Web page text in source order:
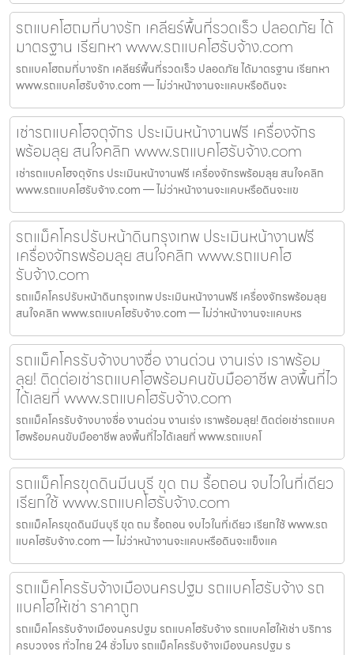
รถแบคโฮถมที่บางรัก เคลียร์พื้นที่รวดเร็ว ปลอดภัย ได้
มาตรฐาน เรียกหา www.รถแบคโฮรับจ้าง.com
รถแบคโฮถมที่บางรัก เคลียร์พื้นที่รวดเร็ว ปลอดภัย ได้มาตรฐาน เรียกหา
www.รถแบคโฮรับจ้าง.com — ไม่ว่าหน้างานจะแคบหรือดินจะ
เช่ารถแบคโฮจตุจักร ประเมินหน้างานฟรี เครื่องจักร
พร้อมลุย สนใจคลิก www.รถแบคโฮรับจ้าง.com
เช่ารถแบคโฮจตุจักร ประเมินหน้างานฟรี เครื่องจักรพร้อมลุย สนใจคลิก
www.รถแบคโฮรับจ้าง.com — ไม่ว่าหน้างานจะแคบหรือดินจะแข
รถแม็คโครปรับหน้าดินกรุงเทพ ประเมินหน้างานฟรี
เครื่องจักรพร้อมลุย สนใจคลิก www.รถแบคโฮ
รับจ้าง.com
รถแม็คโครปรับหน้าดินกรุงเทพ ประเมินหน้างานฟรี เครื่องจักรพร้อมลุย
สนใจคลิก www.รถแบคโฮรับจ้าง.com — ไม่ว่าหน้างานจะแคบหร
รถแม็คโครรับจ้างบางซื่อ งานด่วน งานเร่ง เราพร้อม
ลุย! ติดต่อเช่ารถแบคโฮพร้อมคนขับมืออาชีพ ลงพื้นที่ไว
ได้เลยที่ www.รถแบคโฮรับจ้าง.com
รถแม็คโครรับจ้างบางซื่อ งานด่วน งานเร่ง เราพร้อมลุย! ติดต่อเช่ารถแบค
โฮพร้อมคนขับมืออาชีพ ลงพื้นที่ไวได้เลยที่ www.รถแบคโ
รถแม็คโครขุดดินมีนบุรี ขุด ถม รื้อถอน จบไวในที่เดียว
เรียกใช้ www.รถแบคโฮรับจ้าง.com
รถแม็คโครขุดดินมีนบุรี ขุด ถม รื้อถอน จบไวในที่เดียว เรียกใช้ www.รถ
แบคโฮรับจ้าง.com — ไม่ว่าหน้างานจะแคบหรือดินจะแข็งแค
รถแม็คโครรับจ้างเมืองนครปฐม รถแบคโฮรับจ้าง รถ
แบคโฮให้เช่า ราคาถูก
รถแม็คโครรับจ้างเมืองนครปฐม รถแบคโฮรับจ้าง รถแบคโฮให้เช่า บริการ
ครบวงจร ทั่วไทย 24 ชั่วโมง รถแม็คโครรับจ้างเมืองนครปฐม ร